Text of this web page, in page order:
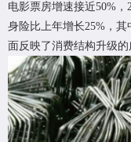
电影票房增速接近50%，
身险比上年增长25%，
面反映了消费结构升级的